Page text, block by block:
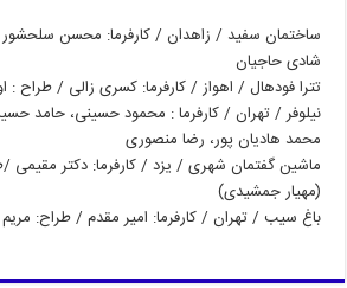
ساختمان سفید / زاهدان / کارفرما: محسن
شادی حاجیان
تترا فودهال / اهواز / کارفرما: کسری زالی / طراح :
نیلوفر / تهران / کارفرما : محمود حسینی، حامد
محمد هادیان پور، رضا منصوری
ماشین گفتمان شهری / یزد / کارفرما: دکتر مقیمی
(مهیار جمشیدی)
باغ سیب / تهران / کارفرما: امیر مقدم / طراح: